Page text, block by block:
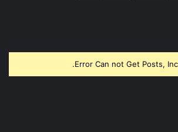
Error Can not Get Posts,